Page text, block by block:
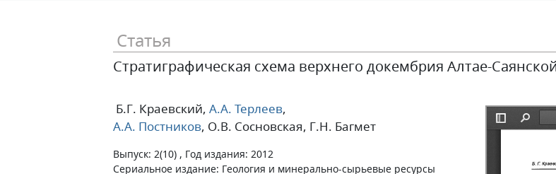
Статья
Стратиграфическая схема верхнего докембрия Алтае-
Б.Г. Краевский, А.А. Терлеев,
А.А. Постников, О.В. Сосновская, Г.Н. Багмет
Выпуск: 2(10) , Год издания: 2012
Сериальное издание: Геология и минерально-сырьевые ресурсы